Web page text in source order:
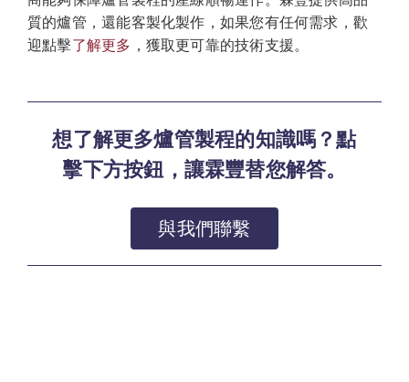
質的爐管，還能客製化製作，如果您有任何需求，歡
迎點擊了解更多 ，獲取更可靠的技術支援。
想了解更多爐管製程的知識嗎？點
擊下方按鈕，讓霖豐替您解答。
與我們聯繫